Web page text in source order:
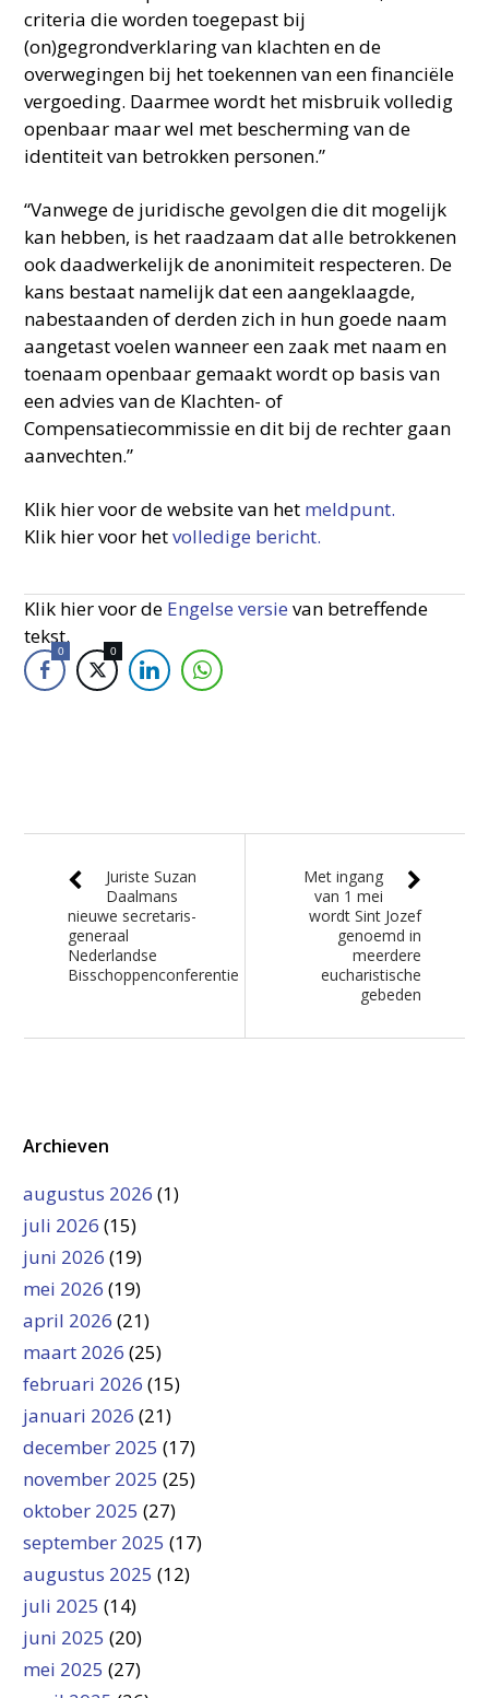
criteria die worden toegepast bij
(on)gegrondverklaring van klachten en de
overwegingen bij het toekennen van een financiële
vergoeding. Daarmee wordt het misbruik volledig
openbaar maar wel met bescherming van de
identiteit van betrokken personen.”
“Vanwege de juridische gevolgen die dit mogelijk
kan hebben, is het raadzaam dat alle betrokkenen
ook daadwerkelijk de anonimiteit respecteren. De
kans bestaat namelijk dat een aangeklaagde,
nabestaanden of derden zich in hun goede naam
aangetast voelen wanneer een zaak met naam en
toenaam openbaar gemaakt wordt op basis van
een advies van de Klachten- of
Compensatiecommissie en dit bij de rechter gaan
aanvechten.”
Klik hier voor de website van het meldpunt.
Klik hier voor hetvolledige bericht.
Klik hier voor de Engelse versie van betreffende
tekst.
0 0
Juriste Suzan
Daalmans
nieuwe secretaris-
generaal
Nederlandse
Bisschoppenconferentie
Met ingang
van 1 mei
wordt Sint Jozef
genoemd in
meerdere
eucharistische
gebeden
Archieven
augustus 2026 (1)
juli 2026 (15)
juni 2026 (19)
mei 2026 (19)
april 2026 (21)
maart 2026 (25)
februari 2026 (15)
januari 2026 (21)
december 2025 (17)
november 2025 (25)
oktober 2025 (27)
september 2025 (17)
augustus 2025 (12)
juli 2025 (14)
juni 2025 (20)
mei 2025 (27)